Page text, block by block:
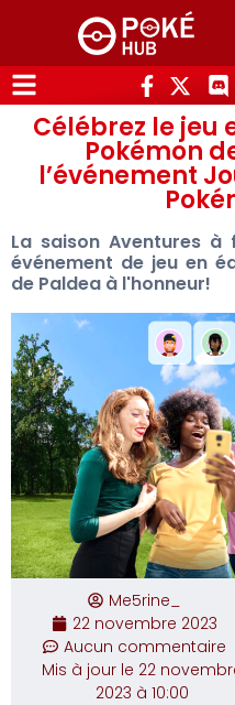
Célébrez le jeu
Pokémon
l’événement
La saison Aventures
événement de jeu en
de Paldea à l'honneur!
Me5rine_
22 novembre 2023
Aucun commentaire
Mis à jour le 22
2023 à 10:00